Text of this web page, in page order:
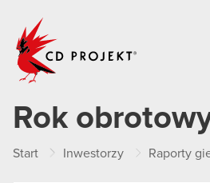
Rok
Start Inwestorzy Raporty